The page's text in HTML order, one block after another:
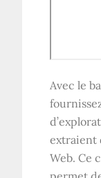
Avec le
extraient
Web. Ce